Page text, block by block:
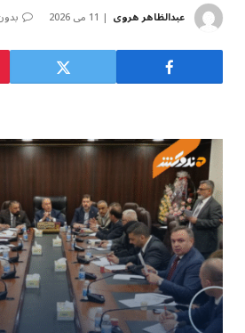
عبدالظاهر هروی 11 می 2026